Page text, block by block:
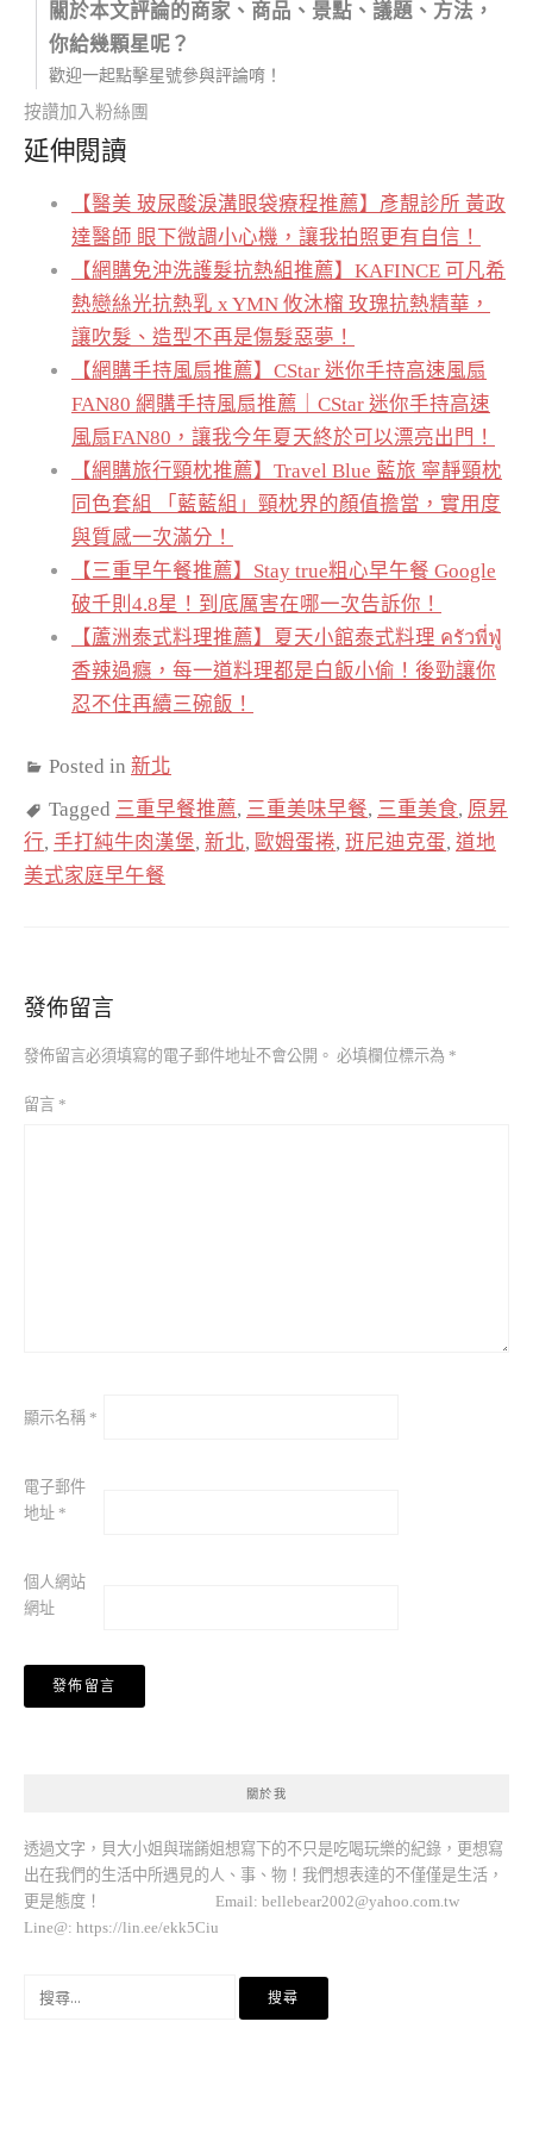
關於本文評論的商家、商品、景點、議題、方法，
你給幾顆星呢？
歡迎一起點擊星號參與評論唷！
按讚加入粉絲團
延伸閱讀
【醫美 玻尿酸淚溝眼袋療程推薦】彥靚診所 黃政
達醫師 眼下微調小心機，讓我拍照更有自信！
【網購免沖洗護髮抗熱組推薦】KAFINCE 可凡希
熱戀絲光抗熱乳 x YMN 攸沐橣 玫瑰抗熱精華，
讓吹髮、造型不再是傷髮惡夢！
【網購手持風扇推薦】CStar 迷你手持高速風扇
FAN80 網購手持風扇推薦｜CStar 迷你手持高速
風扇FAN80，讓我今年夏天終於可以漂亮出門！
【網購旅行頸枕推薦】Travel Blue 藍旅 寧靜頸枕
同色套組 「藍藍組」頸枕界的顏值擔當，實用度
與質感一次滿分！
【三重早午餐推薦】Stay true粗心早午餐 Google
破千則4.8星！到底厲害在哪一次告訴你！
【蘆洲泰式料理推薦】夏天小館泰式料理 ครัวพี่ฟู่
香辣過癮，每一道料理都是白飯小偷！後勁讓你
忍不住再續三碗飯！
Posted in 新北
Tagged 三重早餐推薦, 三重美味早餐, 三重美食, 原昇
行, 手打純牛肉漢堡, 新北, 歐姆蛋捲, 班尼迪克蛋, 道地
美式家庭早午餐
發佈留言
發佈留言必須填寫的電子郵件地址不會公開。 必填欄位標示為 *
留言 *
顯示名稱 *
電子郵件
地址 *
個人網站
網址
關於我
透過文字，貝大小姐與瑞餚姐想寫下的不只是吃喝玩樂的紀錄，更想寫
出在我們的生活中所遇見的人、事、物！我們想表達的不僅僅是生活，
更是態度！ Email: bellebear2002@yahoo.com.tw
Line@: https://lin.ee/ekk5Ciu